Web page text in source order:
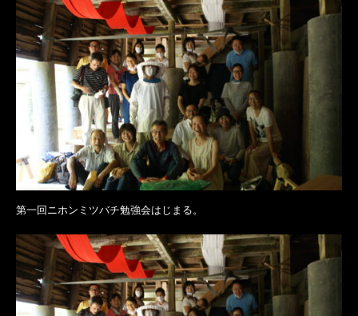
第一回ニホンミツバチ勉強会はじまる。